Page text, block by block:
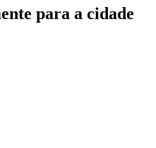
para a cidade